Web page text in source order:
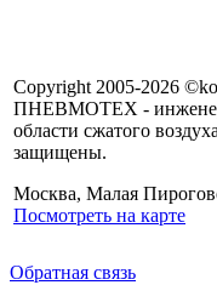
Copyright 2005-2026
ПНЕВМОТЕХ -
области сжатого
защищены.
Москва, Малая
Посмотреть на карте
Обратная связь